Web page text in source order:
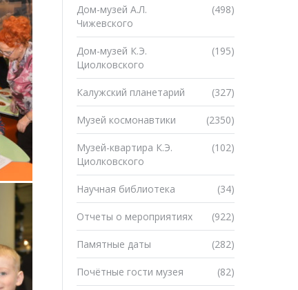
(498)
Дом-музей А.Л.
Чижевского
(195)
Дом-музей К.Э.
Циолковского
(327)
Калужский планетарий
(2350)
Музей космонавтики
(102)
Музей-квартира К.Э.
Циолковского
(34)
Научная библиотека
(922)
Отчеты о мероприятиях
(282)
Памятные даты
(82)
Почётные гости музея